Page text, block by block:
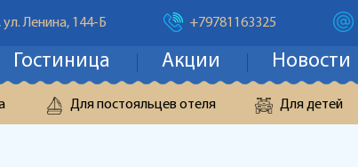
Ленина, 144-Б +79781163325
Гостиница Акции Новости
Для постояльцев отеля Для детей